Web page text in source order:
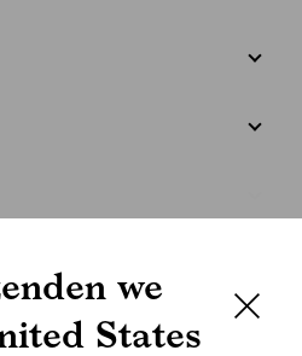
we
States